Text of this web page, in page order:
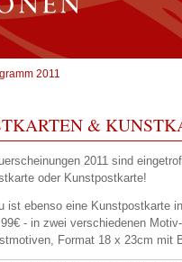
2011
&
2011 sind
oder Kunstpostkarte!
ist ebenso eine Kunstpostkarte
- in zwei verschiedenen
Format 18 x 23cm mit